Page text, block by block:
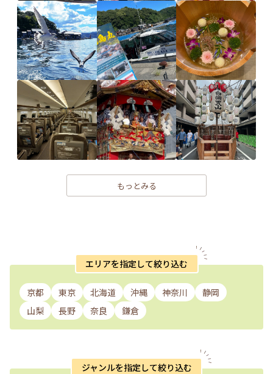
もっとみる
エリアを指定して絞り込む
京都 東京 北海道 沖縄 神奈川
静岡
山梨
長野 奈良 鎌倉
ジャンルを指定して絞り込む